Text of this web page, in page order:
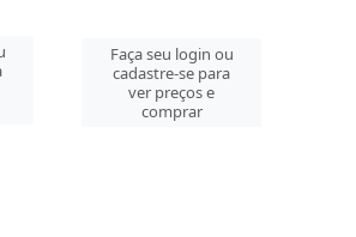
Faça seu login ou
cadastre-se para
ver preços e
comprar